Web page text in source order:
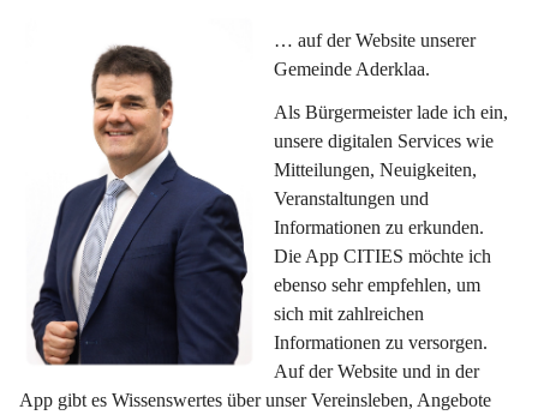
… auf der Website unserer
Gemeinde Aderklaa.
Als Bürgermeister lade ich ein,
unsere digitalen Services wie
Mitteilungen, Neuigkeiten,
Veranstaltungen und
Informationen zu erkunden.
Die App CITIES möchte ich
ebenso sehr empfehlen, um
sich mit zahlreichen
Informationen zu versorgen.
Auf der Website und in der
App gibt es Wissenswertes über unser Vereinsleben, Angebote